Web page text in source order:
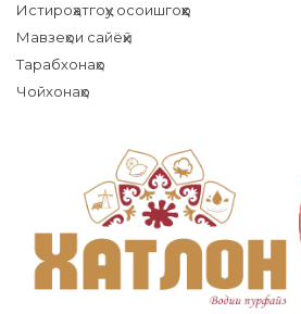
Истироҳатгоҳу осоишгоҳҳо
Мавзеҳои сайёҳӣ
Тарабхонаҳо
Чойхонаҳо